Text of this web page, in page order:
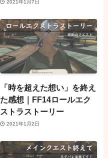
2021年1月7日
「時を超えた想い」を終え
た感想｜FF14ロールエク
ストラストーリー
2021年1月2日